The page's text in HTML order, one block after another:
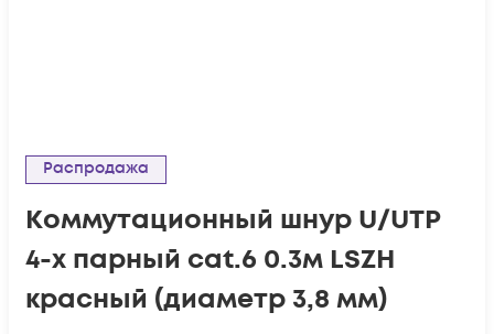
Распродажа
Коммутационный шнур U/UTP
4-х парный cat.6 0.3м LSZH
красный (диаметр 3,8 мм)